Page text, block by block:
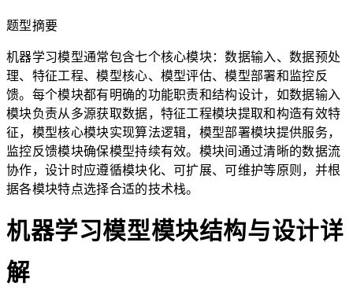
题型摘要
机器学习模型通常包含七个核心模块：数据输入、数据预处
理、特征工程、模型核心、模型评估、模型部署和监控反
馈。每个模块都有明确的功能职责和结构设计，如数据输入
模块负责从多源获取数据，特征工程模块提取和构造有效特
征，模型核心模块实现算法逻辑，模型部署模块提供服务，
监控反馈模块确保模型持续有效。模块间通过清晰的数据流
协作，设计时应遵循模块化、可扩展、可维护等原则，并根
据各模块特点选择合适的技术栈。
机器学习模型模块结构与设计详
解